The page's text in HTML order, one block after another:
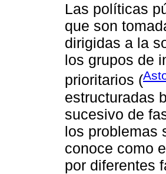
Las políticas
que son
dirigidas a la
los grupos de
prioritarios (
estructuradas
sucesivo de
los problemas
conoce como
por diferentes